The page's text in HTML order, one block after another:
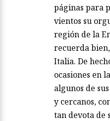
páginas para
vientos su
región de la
recuerda
Italia. De
ocasiones en
algunos de
y cercanos,
tan devota de